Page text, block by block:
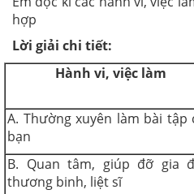
hợp
Lời giải chi tiết:
Hành vi, việc làm
A. Thường xuyên làm bài tập
bạn
B. Quan tâm, giúp đỡ gia
thương binh, liệt sĩ